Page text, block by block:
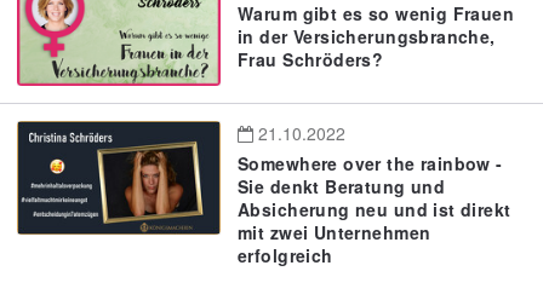
Warum gibt es so wenig Frauen
in der Versicherungsbranche,
Frau Schröders?
21.10.2022
Somewhere over the rainbow -
Sie denkt Beratung und
Absicherung neu und ist direkt
mit zwei Unternehmen
erfolgreich